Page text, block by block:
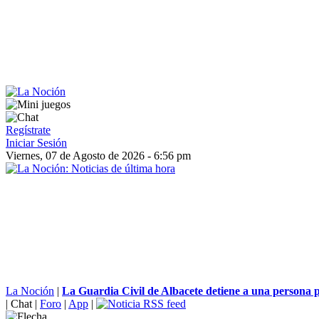
Regístrate
Iniciar Sesión
Viernes, 07 de Agosto de 2026 - 6:56 pm
La Noción | La Guardia Civil de Albacete detiene a una persona
| Chat | Foro | App |